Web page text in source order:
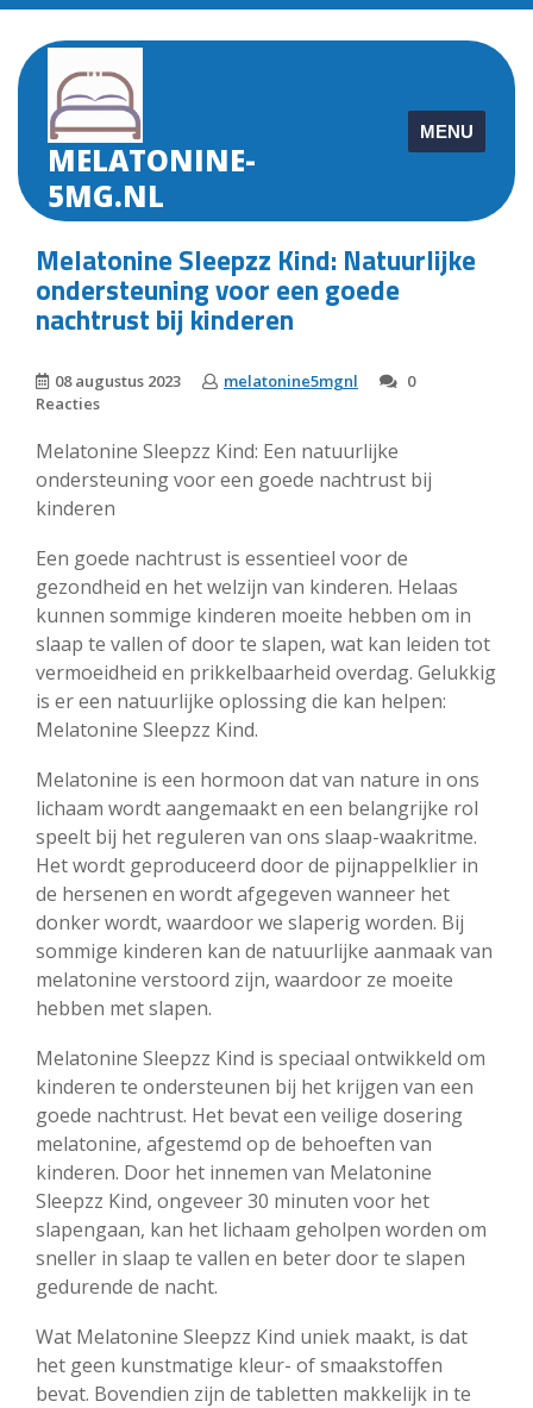
Skip
content
MELATONINE-
5MG.NL
MENU
Melatonine Sleepzz Kind: Natuurlijke
ondersteuning voor een goede
nachtrust bij kinderen
08 augustus 2023 melatonine5mgnl
0
Reacties
Melatonine Sleepzz Kind: Een natuurlijke
ondersteuning voor een goede nachtrust bij
kinderen
Een goede nachtrust is essentieel voor de
gezondheid en het welzijn van kinderen. Helaas
kunnen sommige kinderen moeite hebben om in
slaap te vallen of door te slapen, wat kan leiden tot
vermoeidheid en prikkelbaarheid overdag. Gelukkig
is er een natuurlijke oplossing die kan helpen:
Melatonine Sleepzz Kind.
Melatonine is een hormoon dat van nature in ons
lichaam wordt aangemaakt en een belangrijke rol
speelt bij het reguleren van ons slaap-waakritme.
Het wordt geproduceerd door de pijnappelklier in
de hersenen en wordt afgegeven wanneer het
donker wordt, waardoor we slaperig worden. Bij
sommige kinderen kan de natuurlijke aanmaak van
melatonine verstoord zijn, waardoor ze moeite
hebben met slapen.
Melatonine Sleepzz Kind is speciaal ontwikkeld om
kinderen te ondersteunen bij het krijgen van een
goede nachtrust. Het bevat een veilige dosering
melatonine, afgestemd op de behoeften van
kinderen. Door het innemen van Melatonine
Sleepzz Kind, ongeveer 30 minuten voor het
slapengaan, kan het lichaam geholpen worden om
sneller in slaap te vallen en beter door te slapen
gedurende de nacht.
Wat Melatonine Sleepzz Kind uniek maakt, is dat
het geen kunstmatige kleur- of smaakstoffen
bevat. Bovendien zijn de tabletten makkelijk in te